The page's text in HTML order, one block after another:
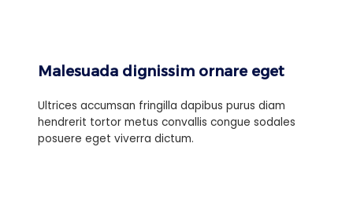
Malesuada dignissim ornare eget
Ultrices accumsan fringilla dapibus purus diam
hendrerit tortor metus convallis congue sodales
posuere eget viverra dictum.